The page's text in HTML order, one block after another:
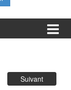
Suivant